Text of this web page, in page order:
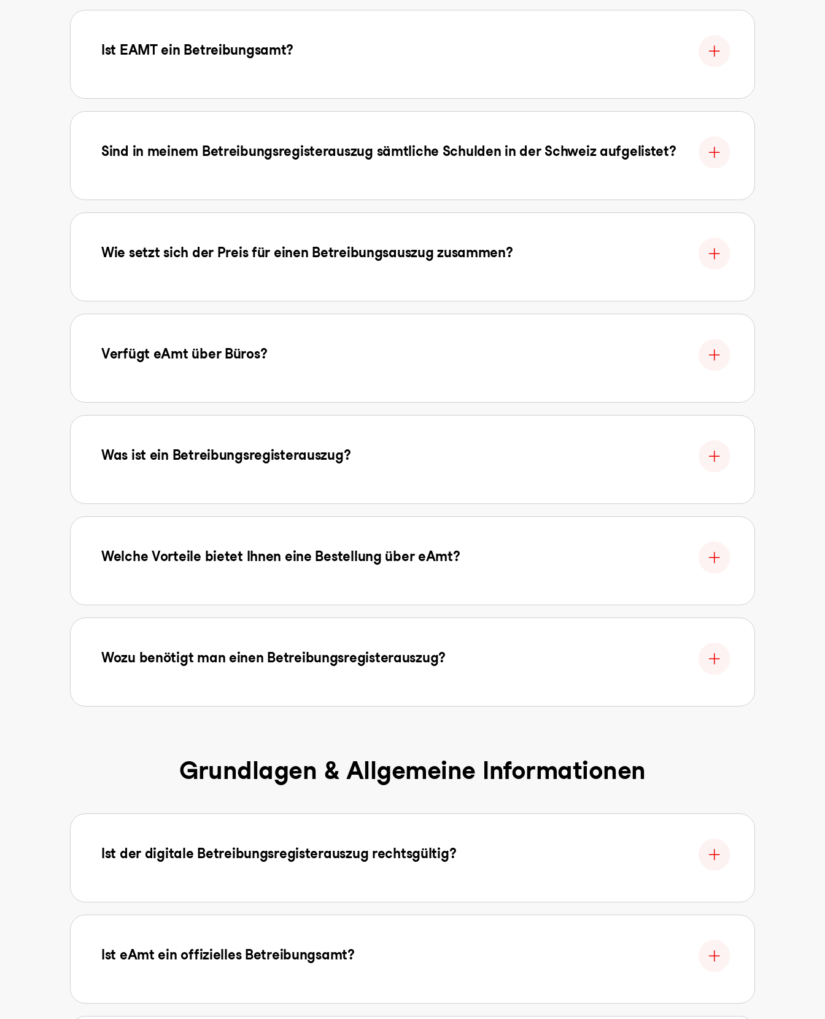
Ist EAMT ein Betreibungsamt?
Sind in meinem Betreibungsregisterauszug sämtliche Schulden in der Schweiz aufgelistet?
Wie setzt sich der Preis für einen Betreibungsauszug zusammen?
Verfügt eAmt über Büros?
Was ist ein Betreibungsregisterauszug?
Welche Vorteile bietet Ihnen eine Bestellung über eAmt?
Wozu benötigt man einen Betreibungsregisterauszug?
Grundlagen & Allgemeine Informationen
Ist der digitale Betreibungsregisterauszug rechtsgültig?
Ist eAmt ein offizielles Betreibungsamt?